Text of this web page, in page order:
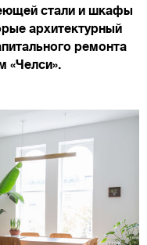
стали и шкафы
архитектурный
ремонта
«Челси».